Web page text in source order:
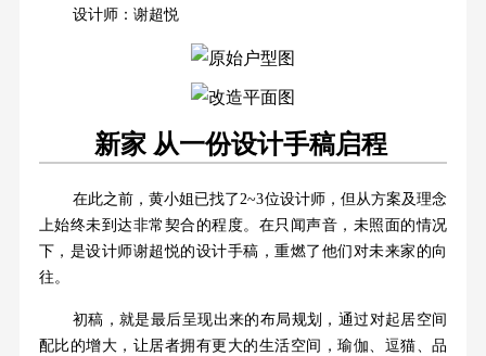
设计师：谢超悦
新家 从一份设计手稿启程
在此之前，黄小姐已找了2~3位设计师，但从方案及理念
上始终未到达非常契合的程度。在只闻声音，未照面的情况
下，是设计师谢超悦的设计手稿，重燃了他们对未来家的向
往。
初稿，就是最后呈现出来的布局规划，通过对起居空间
配比的增大，让居者拥有更大的生活空间，瑜伽、逗猫、品